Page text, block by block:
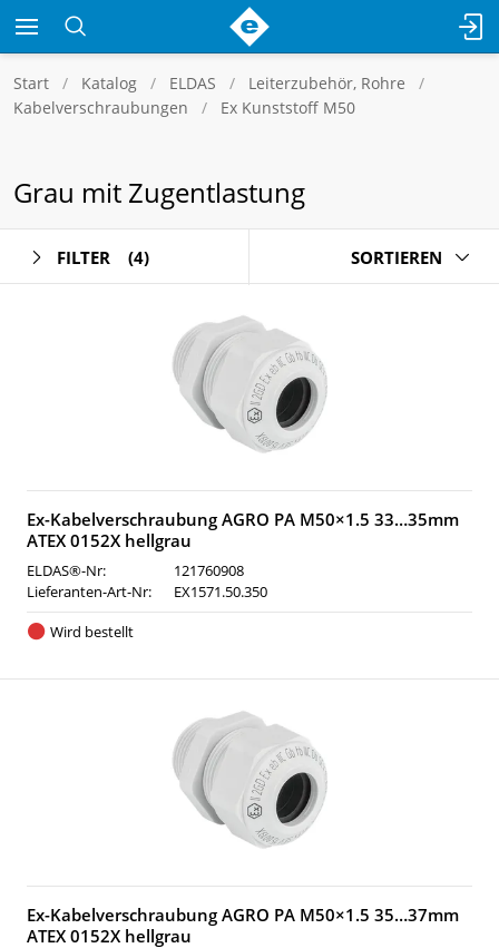
Start Katalog ELDAS
Leiterzubehör, Rohre
Kabelverschraubungen
Ex Kunststoff M50
Grau mit Zugentlastung
FILTER (4) SORTIEREN
Ex-Kabelverschraubung AGRO PA M50×1.5 33…35mm
ATEX 0152X hellgrau
ELDAS®-Nr:
121760908
Lieferanten-Art-Nr:
EX1571.50.350
Wird bestellt
Ex-Kabelverschraubung AGRO PA M50×1.5 35…37mm
ATEX 0152X hellgrau